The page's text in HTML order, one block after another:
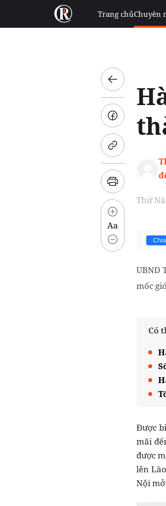
Trang chủChuyên
Aa
Thứ
UBND
mốc
Có
Được
mãi
được
lên
Nội